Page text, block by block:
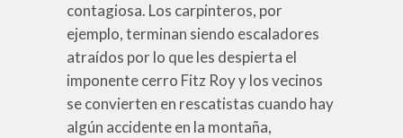
contagiosa. Los carpinteros, por
ejemplo, terminan siendo escaladores
atraídos por lo que les despierta el
imponente cerro Fitz Roy y los vecinos
se convierten en rescatistas cuando hay
algún accidente en la montaña,